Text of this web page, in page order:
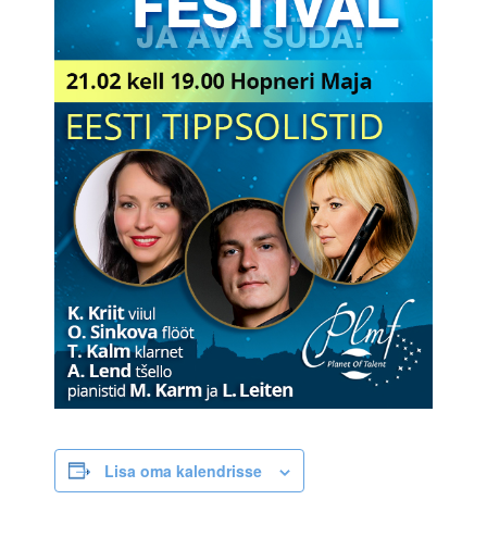
Lisa oma kalendrisse